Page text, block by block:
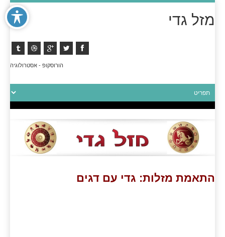
מזל גדי
הורוסקופ - אסטרולוגיה
התאמת מזלות: גדי עם דגים